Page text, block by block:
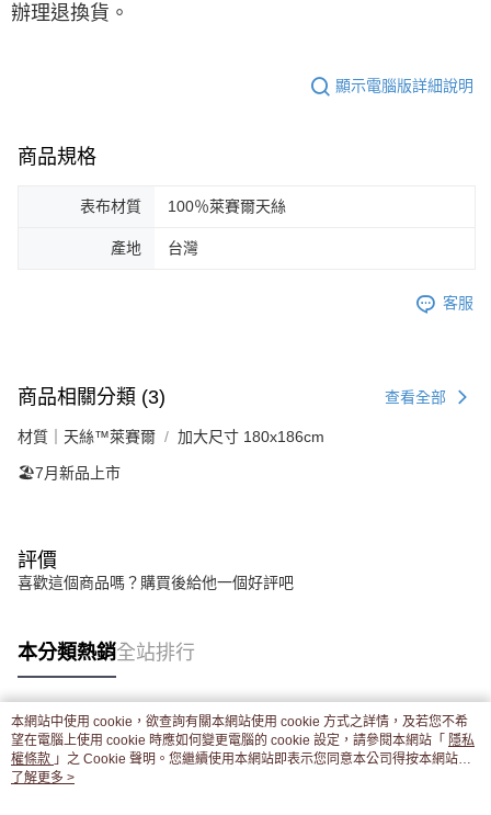
辦理退換貨。
顯示電腦版詳細說明
商品規格
表布材質 100％萊賽爾天絲
產地 台灣
客服
商品相關分類 (3) 查看全部
材質｜天絲™萊賽爾 加大尺寸 180x186cm
🏖️7月新品上市
評價
喜歡這個商品嗎？購買後給他一個好評吧
本分類熱銷全站排行
熱門標籤
本網站中使用 cookie，欲查詢有關本網站使用 cookie 方式之詳情，及若您不希
望在電腦上使用 cookie 時應如何變更電腦的 cookie 設定，請參閱本網站「 隱私
權條款 」之 Cookie 聲明。您繼續使用本網站即表示您同意本公司得按本網站使
用條款之 Cookie 聲明使用 cookie。
了解更多 >